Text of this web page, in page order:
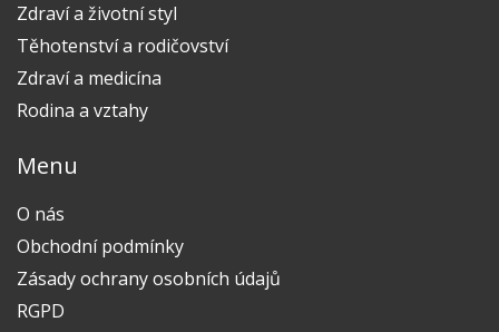
Zdraví a životní styl
Těhotenství a rodičovství
Zdraví a medicína
Rodina a vztahy
Menu
O nás
Obchodní podmínky
Zásady ochrany osobních údajů
RGPD